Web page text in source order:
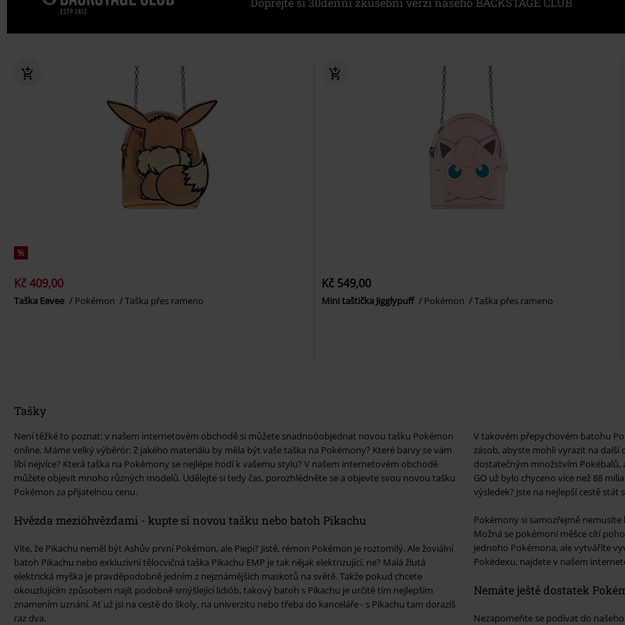
%
Kč 409,00
Taška Eevee Pokémon Taška přes rameno
Kč 549,00
Mini taštička Jigglypuff Pokémon Taška přes rameno
Tašky
Není těžké to poznat: v našem internetovém obchodě si můžete snadnoóobjednat novou tašku Pokémon
online. Máme velký výběrór: Z jakého materiálu by měla být vaše taška na Pokémony? Které barvy se vám
líbí nejvíce? Která taška na Pokémony se nejlépe hodí k vašemu stylu? V našem internetovém obchodě
můžete objevit mnoho různých modelů. Udělejte si tedy čas, porozhlédněte se a objevte svou novou tašku
Pokémon za přijatelnou cenu.
Hvězda mezióhvězdami - kupte si novou tašku nebo batoh Pikachu
Víte, že Pikachu neměl být Ashův první Pokémon, ale Piepi? Jistě, rémon Pokémon je roztomilý. Ale žoviální
batoh Pikachu nebo exkluzivní tělocvičná taška Pikachu EMP je tak nějak elektrizující, ne? Malá žlutá
elektrická myška je pravděpodobně jedním z nejznámějších maskotů na světě. Takže pokud chcete
okouzlujícím způsobem najít podobně smýšlející lidiób, takový batoh s Pikachu je určitě tím nejlepším
znamením uznání. Ať už jsi na cestě do školy, na univerzitu nebo třeba do kanceláře - s Pikachu tam dorazíš
raz dva.
V takovém přepychovém batohu
zásob, abyste mohli vyrazit na
dostatečným množstvím Pokébalů,
GO už bylo chyceno více než 88
výsledek? Jste na nejlepší cestě
Pokémony si samozřejmě
Možná se pokémoní měšce cítí
jednoho Pokémona, ale vytváříte
Pokédexu, najdete v našem
Nemáte ještě dostatek
Nezapomeňte se podívat do